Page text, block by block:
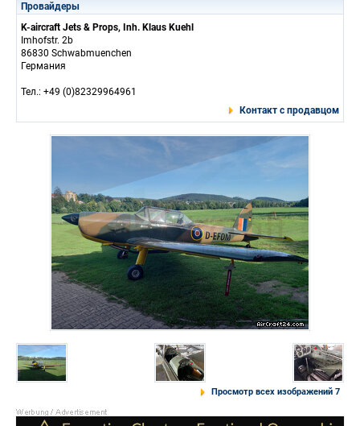
Провайдеры
K-aircraft Jets & Props, Inh. Klaus Kuehl
Imhofstr. 2b
86830 Schwabmuenchen
Германия
Тел.: +49 (0)82329964961
Контакт с продавцом
Просмотр всех изображений 7